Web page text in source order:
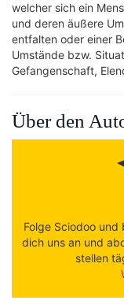
welcher sich ein
und deren äußere
entfalten oder einer
Umstände bzw.
Gefangenschaft,
Über den
Folge Sciodoo
dich uns an und
stellen